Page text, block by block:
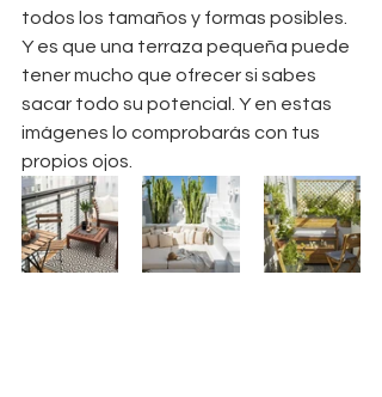
todos los tamaños y formas posibles.
Y es que una terraza pequeña puede
tener mucho que ofrecer si sabes
sacar todo su potencial. Y en estas
imágenes lo comprobarás con tus
propios ojos.